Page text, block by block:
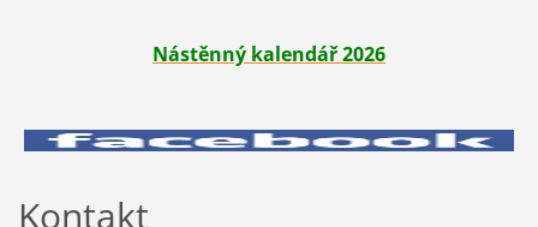
Nástěnný kalendář 2026
Kontakt